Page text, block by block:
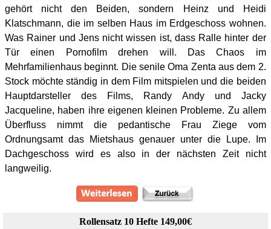
gehört nicht den Beiden, sondern Heinz und Heidi
Klatschmann, die im selben Haus im Erdgeschoss wohnen.
Was Rainer und Jens nicht wissen ist, dass Ralle hinter der
Tür einen Pornofilm drehen will. Das Chaos im
Mehrfamilienhaus beginnt. Die senile Oma Zenta aus dem 2.
Stock möchte ständig in dem Film mitspielen und die beiden
Hauptdarsteller des Films, Randy Andy und Jacky
Jacqueline, haben ihre eigenen kleinen Probleme. Zu allem
Überfluss nimmt die pedantische Frau Ziege vom
Ordnungsamt das Mietshaus genauer unter die Lupe. Im
Dachgeschoss wird es also in der nächsten Zeit nicht
langweilig.
Rollensatz 10 Hefte 149,00€